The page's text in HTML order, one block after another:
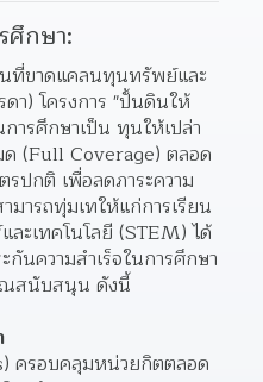
ศึกษา:
นที่ขาดแคลนทุนทรัพย์และ
า) โครงการ "ปั้นดินให้
ารศึกษาเป็น ทุนให้เปล่า
(Full Coverage) ตลอด
รปกติ เพื่อลดภาระความ
มารถทุ่มเทให้แก่การเรียน
ะเทคโนโลยี (STEM) ได้
นความสำเร็จในการศึกษา
ณสนับสนุน ดังนี้
ครอบคลุมหน่วยกิตตลอด